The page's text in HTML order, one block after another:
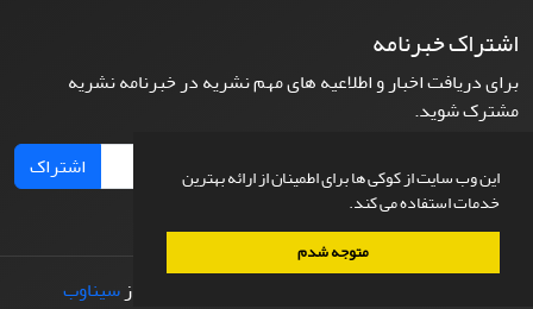
این وب سایت از کوکی ها برای اطمینان از ارائه بهترین
خدمات استفاده می کند.
متوجه شدم
اشتراک خبرنامه
برای دریافت اخبار و اطلاعیه های مهم نشریه در خبرنامه نشریه
مشترک شوید.
اشتراک
طراحی و پیاده سازی ازسیناوب